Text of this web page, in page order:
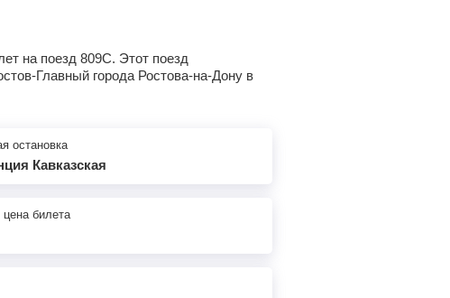
на поезд 809С. Этот поезд
Главный города Ростова-на-Дону в
остановка
Кавказская
билета